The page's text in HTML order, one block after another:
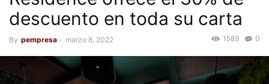
descuento en toda su carta
By pempresa - marzo 8, 2022 0
1589